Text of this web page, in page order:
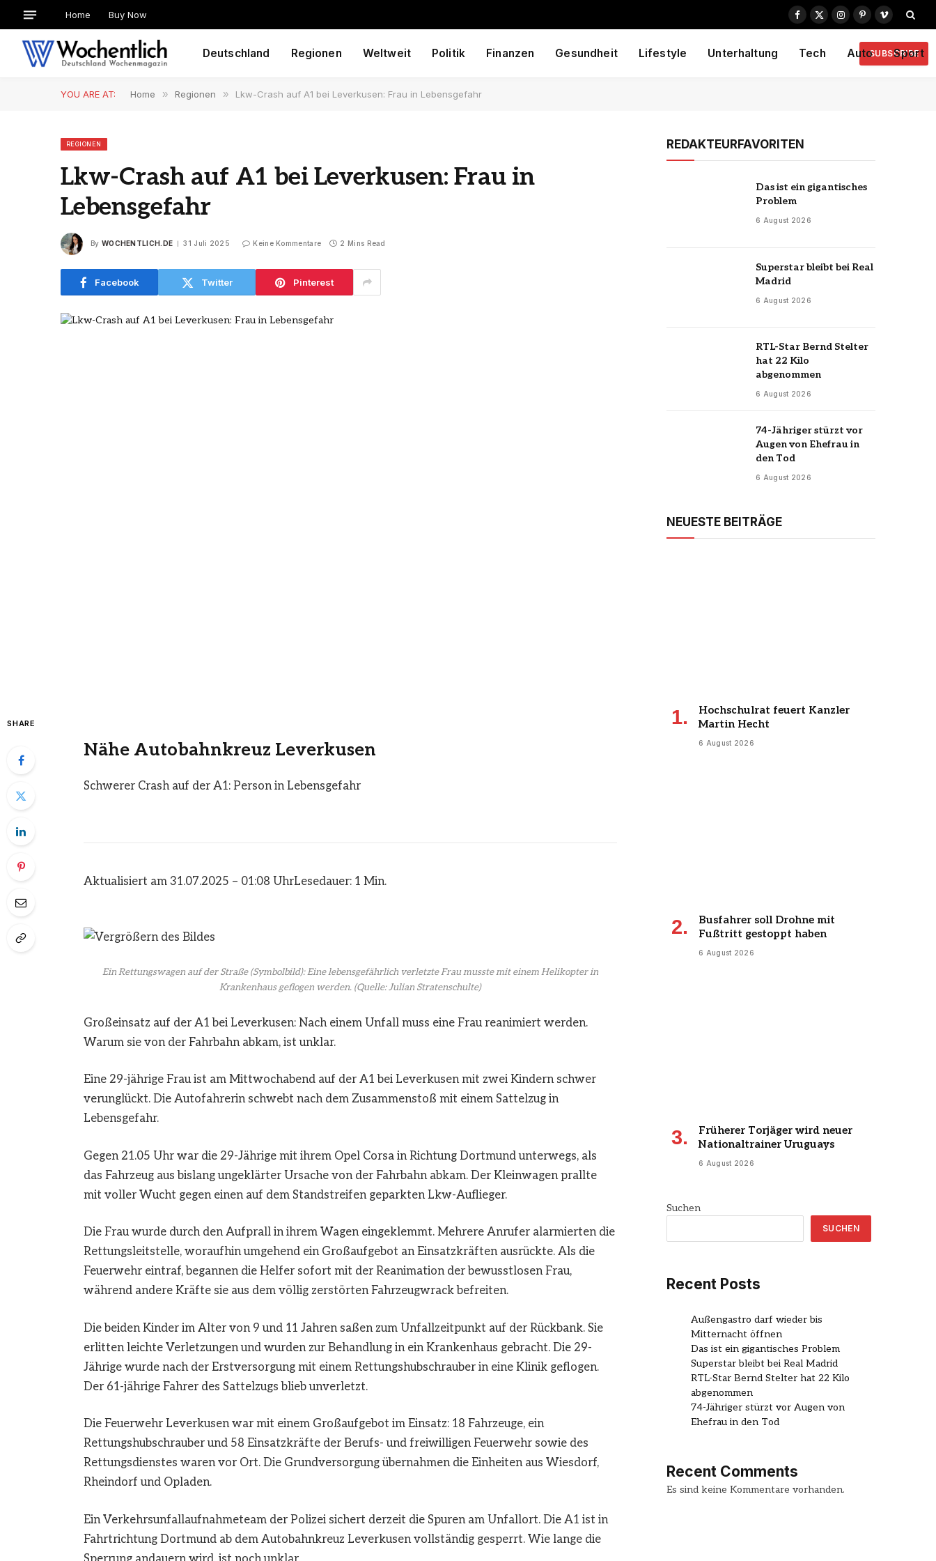
Home Buy Now
Facebook
X
Instagram
PinterestVimeo
Deutschland Regionen Weltweit Politik Finanzen Gesundheit Lifestyle Unterhaltung Tech Auto Sport
SUBSCRIBE
YOU ARE AT: Home » Regionen » Lkw-Crash auf A1 bei Leverkusen: Frau in Lebensgefahr
REGIONEN
Lkw-Crash auf A1 bei Leverkusen: Frau in
Lebensgefahr
By WOCHENTLICH.DE 31 Juli 2025 Keine Kommentare 2 Mins Read
Facebook Twitter Pinterest
SHARE
Nähe Autobahnkreuz Leverkusen
Schwerer Crash auf der A1: Person in Lebensgefahr
Aktualisiert am 31.07.2025 – 01:08 UhrLesedauer: 1 Min.
Ein Rettungswagen auf der Straße (Symbolbild): Eine lebensgefährlich verletzte Frau musste mit einem Helikopter in
Krankenhaus geflogen werden. (Quelle: Julian Stratenschulte)
Großeinsatz auf der A1 bei Leverkusen: Nach einem Unfall muss eine Frau reanimiert werden.
Warum sie von der Fahrbahn abkam, ist unklar.
Eine 29-jährige Frau ist am Mittwochabend auf der A1 bei Leverkusen mit zwei Kindern schwer
verunglückt. Die Autofahrerin schwebt nach dem Zusammenstoß mit einem Sattelzug in
Lebensgefahr.
Gegen 21.05 Uhr war die 29-Jährige mit ihrem Opel Corsa in Richtung Dortmund unterwegs, als
das Fahrzeug aus bislang ungeklärter Ursache von der Fahrbahn abkam. Der Kleinwagen prallte
mit voller Wucht gegen einen auf dem Standstreifen geparkten Lkw-Auflieger.
Die Frau wurde durch den Aufprall in ihrem Wagen eingeklemmt. Mehrere Anrufer alarmierten die
Rettungsleitstelle, woraufhin umgehend ein Großaufgebot an Einsatzkräften ausrückte. Als die
Feuerwehr eintraf, begannen die Helfer sofort mit der Reanimation der bewusstlosen Frau,
während andere Kräfte sie aus dem völlig zerstörten Fahrzeugwrack befreiten.
Die beiden Kinder im Alter von 9 und 11 Jahren saßen zum Unfallzeitpunkt auf der Rückbank. Sie
erlitten leichte Verletzungen und wurden zur Behandlung in ein Krankenhaus gebracht. Die 29-
Jährige wurde nach der Erstversorgung mit einem Rettungshubschrauber in eine Klinik geflogen.
Der 61-jährige Fahrer des Sattelzugs blieb unverletzt.
Die Feuerwehr Leverkusen war mit einem Großaufgebot im Einsatz: 18 Fahrzeuge, ein
Rettungshubschrauber und 58 Einsatzkräfte der Berufs- und freiwilligen Feuerwehr sowie des
Rettungsdienstes waren vor Ort. Die Grundversorgung übernahmen die Einheiten aus Wiesdorf,
Rheindorf und Opladen.
Ein Verkehrsunfallaufnahmeteam der Polizei sichert derzeit die Spuren am Unfallort. Die A1 ist in
Fahrtrichtung Dortmund ab dem Autobahnkreuz Leverkusen vollständig gesperrt. Wie lange die
REDAKTEURFAVORITEN
Das ist ein gigantisches
Problem
6 August 2026
Superstar bleibt bei Real
Madrid
6 August 2026
RTL-Star Bernd Stelter
hat 22 Kilo
abgenommen
6 August 2026
74-Jähriger stürzt vor
Augen von Ehefrau in
den Tod
6 August 2026
NEUESTE BEITRÄGE
Hochschulrat feuert Kanzler
Martin Hecht
6 August 2026
Busfahrer soll Drohne mit
Fußtritt gestoppt haben
6 August 2026
Früherer Torjäger wird neuer
Nationaltrainer Uruguays
6 August 2026
Suchen
SUCHEN
Recent Posts
Außengastro darf wieder bis
Mitternacht öffnen
Das ist ein gigantisches Problem
Superstar bleibt bei Real Madrid
RTL-Star Bernd Stelter hat 22 Kilo
abgenommen
74-Jähriger stürzt vor Augen von
Ehefrau in den Tod
Recent Comments
Es sind keine Kommentare vorhanden.